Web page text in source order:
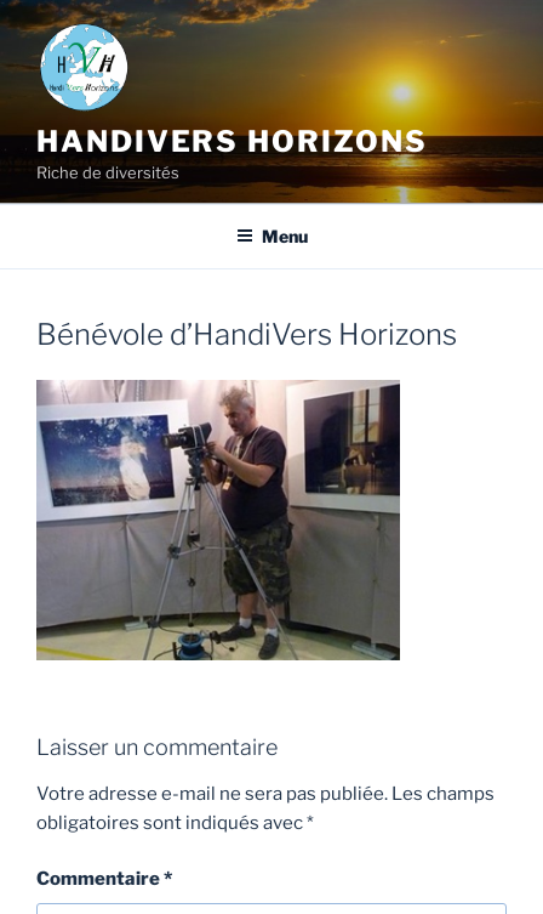
HANDIVERS HORIZONS
Riche de diversités
Menu
Bénévole d’HandiVers Horizons
Laisser un commentaire
Votre adresse e-mail ne sera pas publiée. Les champs
obligatoires sont indiqués avec*
Commentaire*